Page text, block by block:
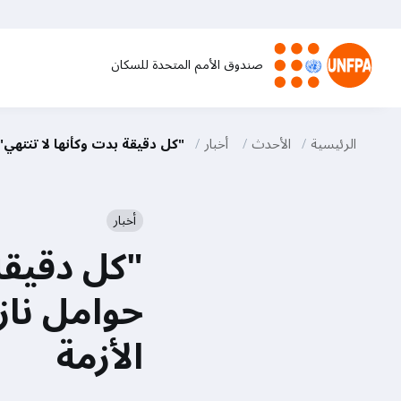
المحتوى
الرئيسي صندوق الأمم المتحدة للسكان
الرئيسية الأحدث أخبار "كل دقيقة بدت وكأنها لا
أخبار
"كل
حوامل
الأزمة